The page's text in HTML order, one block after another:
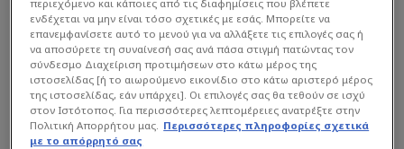
περιεχόμενο και κάποιες από τις διαφημίσεις που βλέπετε
ενδέχεται να μην είναι τόσο σχετικές με εσάς. Μπορείτε να
επανεμφανίσετε αυτό το μενού για να αλλάξετε τις επιλογές σας ή
να αποσύρετε τη συναίνεσή σας ανά πάσα στιγμή πατώντας τον
σύνδεσμο Διαχείριση προτιμήσεων στο κάτω μέρος της
ιστοσελίδας [ή το αιωρούμενο εικονίδιο στο κάτω αριστερό μέρος
της ιστοσελίδας, εάν υπάρχει]. Οι επιλογές σας θα τεθούν σε ισχύ
στον Ιστότοπος. Για περισσότερες λεπτομέρειες ανατρέξτε στην
Πολιτική Απορρήτου μας. Περισσότερες πληροφορίες σχετικά
με το απόρρητό σας